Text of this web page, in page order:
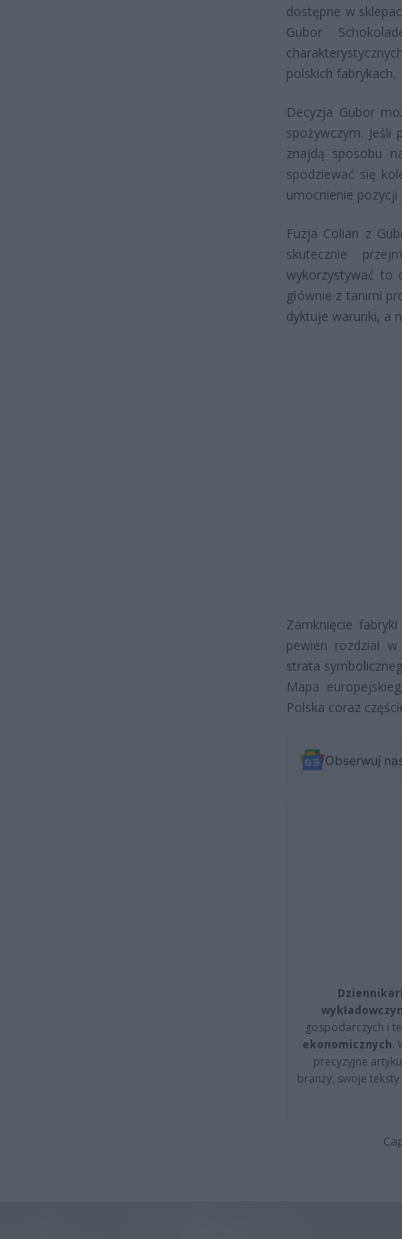
dostępne w
Gubor
polskich fabrykach.
Decyzja Gubor
spożywczym.
znajdą sposobu
spodziewać się
umocnienie
Fuzja Colian z
skutecznie
wykorzystywać to
głównie z tanimi
dyktuje warunki, a
Zamknięcie
pewien rozdział
strata
Mapa
Polska coraz
Obserwuj
gospodarczych i
ekonomicznych.
precyzyjne
branży, swoje